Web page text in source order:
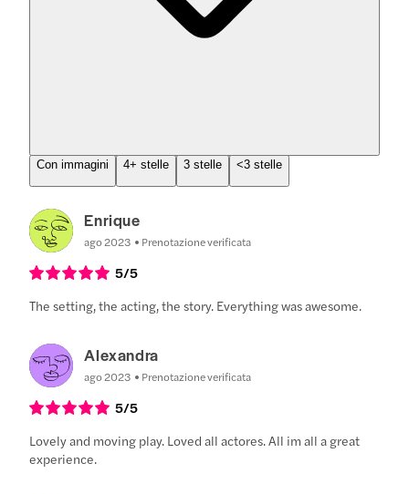
Con immagini 4+ stelle 3 stelle <3 stelle
Enrique
ago 2023 Prenotazione verificata
5/5
The setting, the acting, the story. Everything was awesome.
Alexandra
ago 2023 Prenotazione verificata
5/5
Lovely and moving play. Loved all actores. All im all a great
experience.